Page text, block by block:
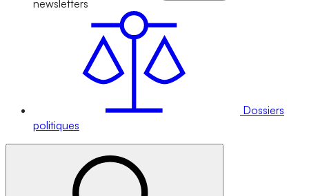
newsletters
Dossiers
politiques